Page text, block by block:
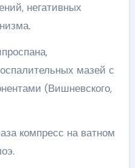
негативных
мазей с
(Вишневского,
компресс на ватном